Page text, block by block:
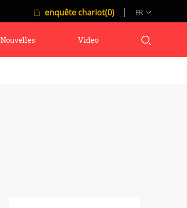
FR
enquête chariot(0)
Nouvelles Video